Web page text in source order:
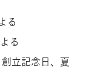
る
る
立記念日、夏